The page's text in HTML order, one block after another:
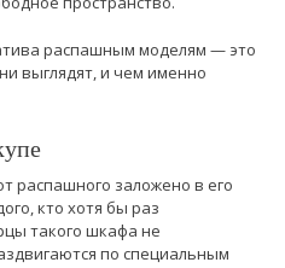
распашным моделям — это
выглядят, и чем именно
распашного заложено в его
кто хотя бы раз
такого шкафа не
по специальным